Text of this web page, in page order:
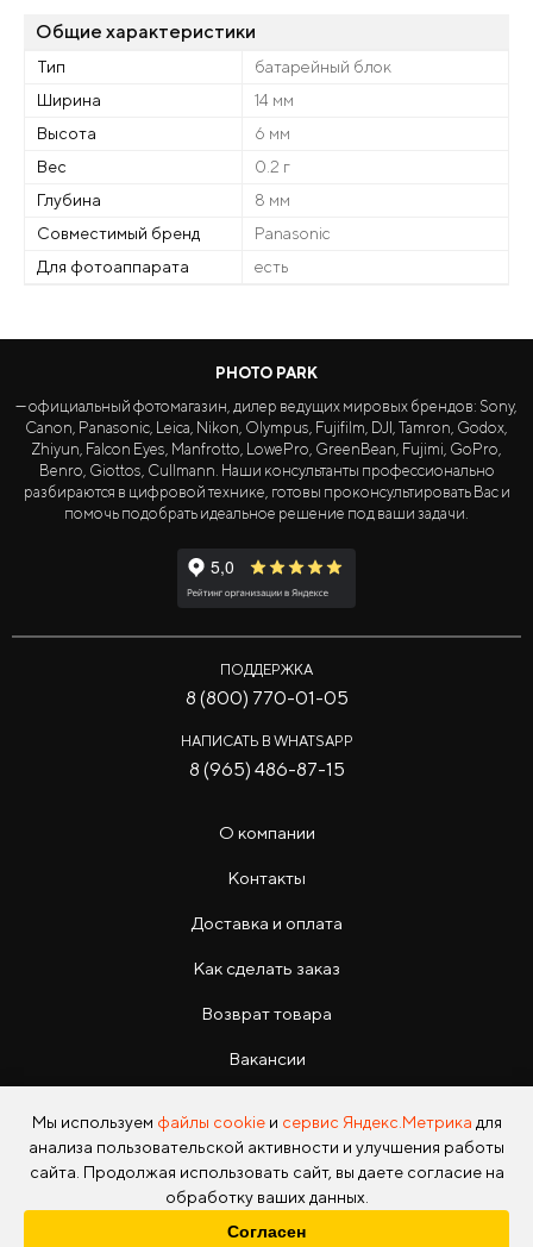
Общие характеристики
Тип
батарейный блок
Ширина
14 мм
Высота
6 мм
Вес
0.2 г
Глубина
8 мм
Совместимый бренд
Panasonic
Для фотоаппарата
есть
PHOTO PARK
— официальный фотомагазин, дилер ведущих мировых брендов: Sony,
Canon, Panasonic, Leica, Nikon, Olympus, Fujifilm, DJI, Tamron, Godox,
Zhiyun, Falcon Eyes, Manfrotto, LowePro, GreenBean, Fujimi, GoPro,
Benro, Giottos, Cullmann. Наши консультанты профессионально
разбираются в цифровой технике, готовы проконсультировать Вас и
помочь подобрать идеальное решение под ваши задачи.
ПОДДЕРЖКА
8 (800) 770-01-05
НАПИСАТЬ В WHATSAPP
8 (965) 486-87-15
О компании
Контакты
Доставка и оплата
Как сделать заказ
Возврат товара
Вакансии
Copyright © 2026 Photo Park Все права защищены
Мы используем файлы cookieи сервис Яндекс.Метрика для
анализа пользовательской активности и улучшения работы
сайта. Продолжая использовать сайт, вы даете согласие на
обработку ваших данных.
Согласен